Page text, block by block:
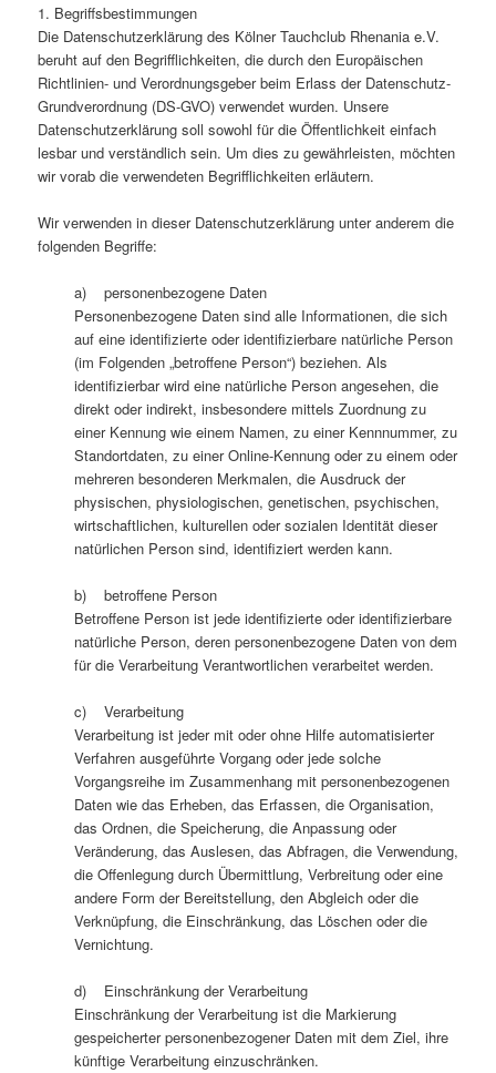
1. Begriffsbestimmungen
Die Datenschutzerklärung des Kölner Tauchclub Rhenania e.V.
beruht auf den Begrifflichkeiten, die durch den Europäischen
Richtlinien- und Verordnungsgeber beim Erlass der Datenschutz-
Grundverordnung (DS-GVO) verwendet wurden. Unsere
Datenschutzerklärung soll sowohl für die Öffentlichkeit einfach
lesbar und verständlich sein. Um dies zu gewährleisten, möchten
wir vorab die verwendeten Begrifflichkeiten erläutern.
Wir verwenden in dieser Datenschutzerklärung unter anderem die
folgenden Begriffe:
a) personenbezogene Daten
Personenbezogene Daten sind alle Informationen, die sich
auf eine identifizierte oder identifizierbare natürliche Person
(im Folgenden „betroffene Person“) beziehen. Als
identifizierbar wird eine natürliche Person angesehen, die
direkt oder indirekt, insbesondere mittels Zuordnung zu
einer Kennung wie einem Namen, zu einer Kennnummer, zu
Standortdaten, zu einer Online-Kennung oder zu einem oder
mehreren besonderen Merkmalen, die Ausdruck der
physischen, physiologischen, genetischen, psychischen,
wirtschaftlichen, kulturellen oder sozialen Identität dieser
natürlichen Person sind, identifiziert werden kann.
b) betroffene Person
Betroffene Person ist jede identifizierte oder identifizierbare
natürliche Person, deren personenbezogene Daten von dem
für die Verarbeitung Verantwortlichen verarbeitet werden.
c) Verarbeitung
Verarbeitung ist jeder mit oder ohne Hilfe automatisierter
Verfahren ausgeführte Vorgang oder jede solche
Vorgangsreihe im Zusammenhang mit personenbezogenen
Daten wie das Erheben, das Erfassen, die Organisation,
das Ordnen, die Speicherung, die Anpassung oder
Veränderung, das Auslesen, das Abfragen, die Verwendung,
die Offenlegung durch Übermittlung, Verbreitung oder eine
andere Form der Bereitstellung, den Abgleich oder die
Verknüpfung, die Einschränkung, das Löschen oder die
Vernichtung.
d) Einschränkung der Verarbeitung
Einschränkung der Verarbeitung ist die Markierung
gespeicherter personenbezogener Daten mit dem Ziel, ihre
künftige Verarbeitung einzuschränken.